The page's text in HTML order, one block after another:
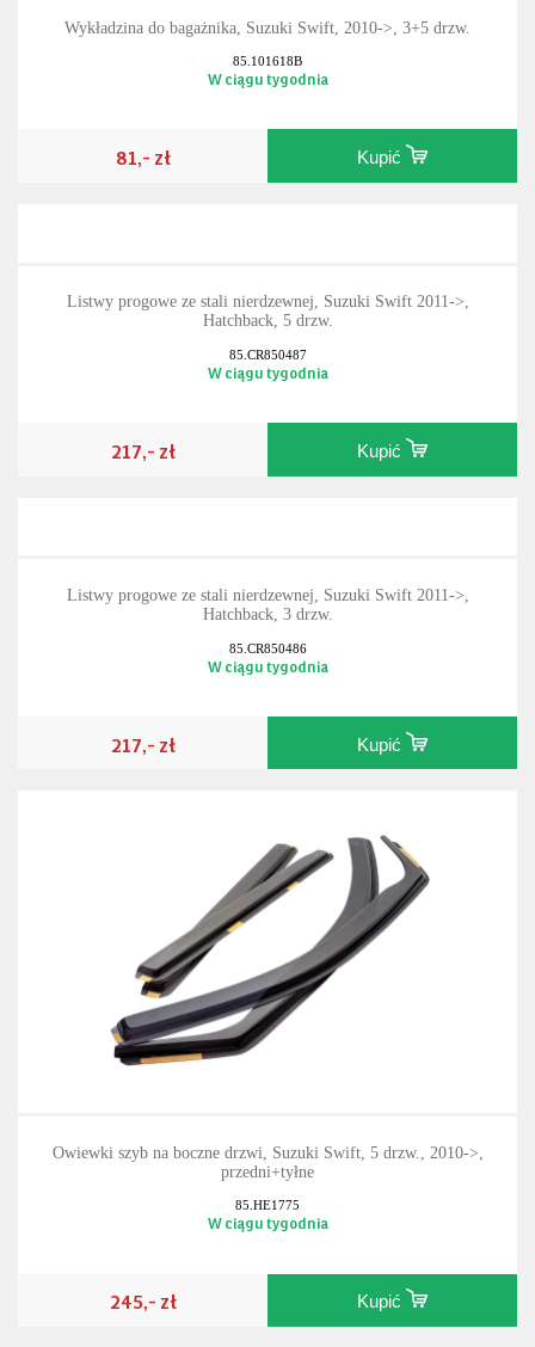
Wykładzina do bagażnika, Suzuki Swift, 2010->, 3+5 drzw.
85.101618B
W ciągu tygodnia
81,- zł Kupić
Listwy progowe ze stali nierdzewnej, Suzuki Swift 2011->,
Hatchback, 5 drzw.
85.CR850487
W ciągu tygodnia
217,- zł Kupić
Listwy progowe ze stali nierdzewnej, Suzuki Swift 2011->,
Hatchback, 3 drzw.
85.CR850486
W ciągu tygodnia
217,- zł Kupić
Owiewki szyb na boczne drzwi, Suzuki Swift, 5 drzw., 2010->,
przedni+tyłne
85.HE1775
W ciągu tygodnia
245,- zł Kupić